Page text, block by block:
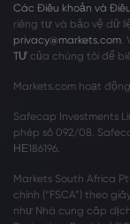
Các Điều khoản và
riêng tư và bảo vệ dữ
privacy@markets.com.
TƯ của chúng tôi để
Markets.com hoạt
Safecap Investments
phép số 092/08.
ΗΕ186196.
Markets South Africa
chính (“FSCA”) theo
như Nhà cung cấp